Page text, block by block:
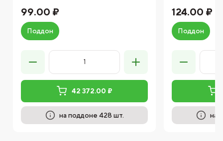
99.00 ₽
Поддон
42 372.00 ₽
на поддоне 428 шт.
124.00 ₽
Поддон
на